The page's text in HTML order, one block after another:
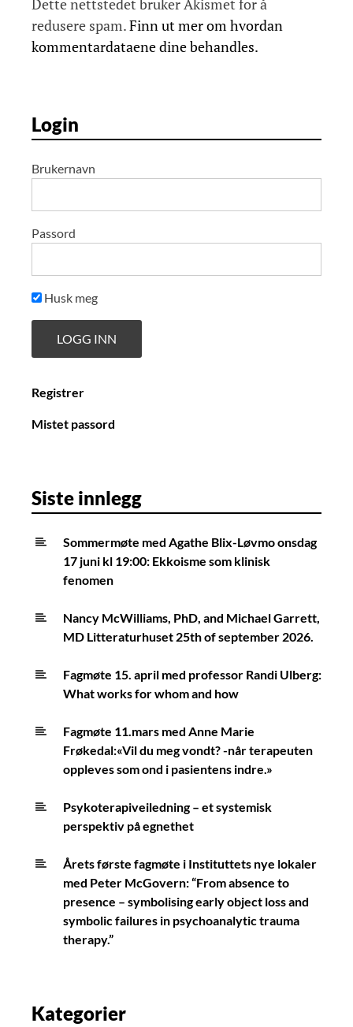
Dette nettstedet bruker Akismet for å
redusere spam.Finn ut mer om hvordan
kommentardataene dine behandles.
Login
Brukernavn
Passord
Husk meg
Registrer
Mistet passord
Siste innlegg
Sommermøte med Agathe Blix-Løvmo onsdag
17 juni kl 19:00: Ekkoisme som klinisk
fenomen
Nancy McWilliams, PhD, and Michael Garrett,
MD Litteraturhuset 25th of september 2026.
Fagmøte 15. april med professor Randi Ulberg:
What works for whom and how
Fagmøte 11.mars med Anne Marie
Frøkedal:«Vil du meg vondt? -når terapeuten
oppleves som ond i pasientens indre.»
Psykoterapiveiledning – et systemisk
perspektiv på egnethet
Årets første fagmøte i Instituttets nye lokaler
med Peter McGovern: “From absence to
presence – symbolising early object loss and
symbolic failures in psychoanalytic trauma
therapy.”
Kategorier